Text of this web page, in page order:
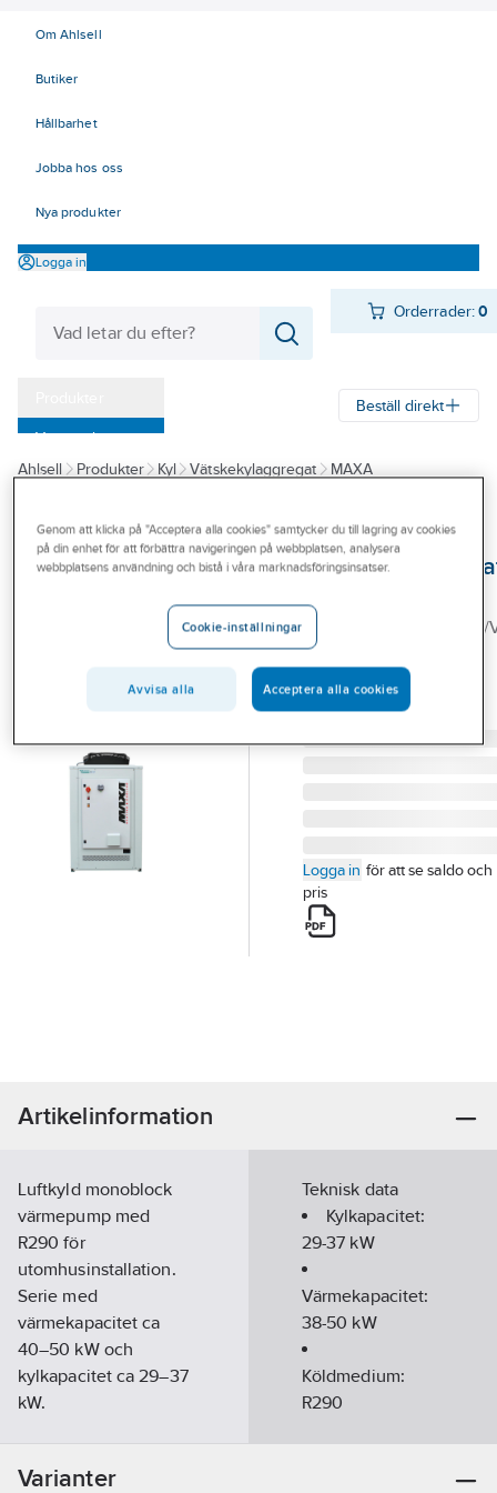
Om Ahlsell
Butiker
Hållbarhet
Jobba hos oss
Nya produkter
Logga in
Orderrader:0
Varumärken
Kampanjer
Branscher
Beställ direkt
Ahlsell Produkter Kyl Vätskekylaggregat MAXA
MAXA R290
I-290 240-250
I-290 240-250 MAXA L/
VÄTSKEKYLAGGREGAT
MAXA
Lev. artikelnr: 6118065
Logga in för att se saldo och
pris
Artikelinformation
Luftkyld monoblock
värmepump med
R290 för
utomhusinstallation.
Serie med
värmekapacitet ca
40–50 kW och
kylkapacitet ca 29–37
kW.
tappvarmvattenproduktion.
Teknisk data
Kylkapacitet:
29-37 kW
Värmekapacitet:
38-50 kW
Köldmedium:
R290
Varianter
Genom att klicka på "Acceptera alla cookies" samtycker du till lagring av cookies
på din enhet för att förbättra navigeringen på webbplatsen, analysera
webbplatsens användning och bistå i våra marknadsföringsinsatser.
Cookie-inställningar
Avvisa alla Acceptera alla cookies